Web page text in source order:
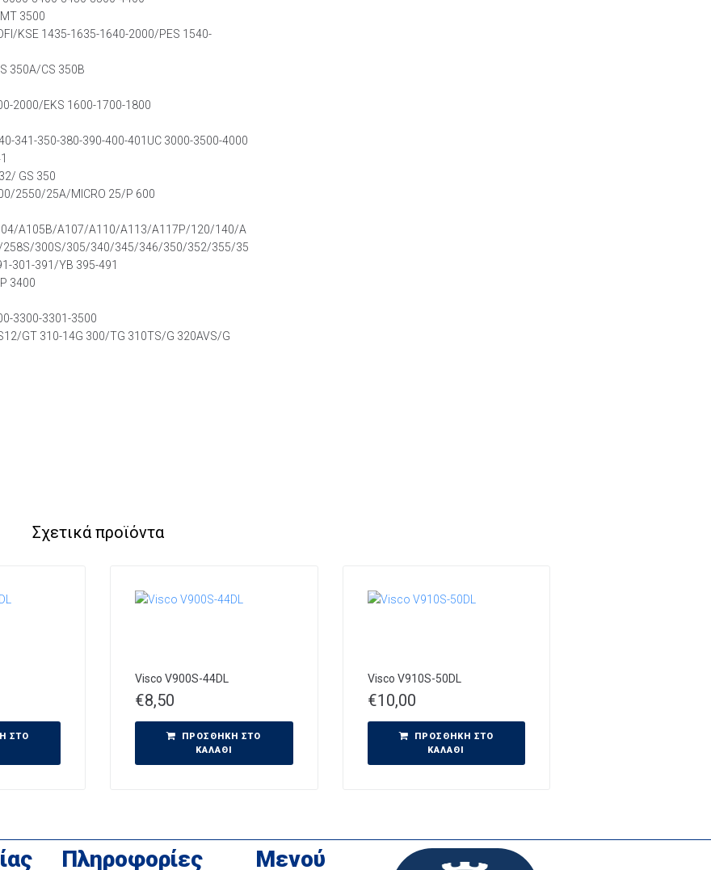
3500
KSE 1435-1635-1640-2000/PES 1540-
350A/CS 350B
2000/EKS 1600-1700-1800
341-350-380-390-400-401UC 3000-3500-4000
GS 350
2550/25A/MICRO 25/P 600
A105B/A107/A110/A113/A117P/120/140/A
300S/305/340/345/346/350/352/355/35
301-391/YB 395-491
3400
3300-3301-3500
GT 310-14G 300/TG 310TS/G 320AVS/G
Σχετικά προϊόντα
ΣΤΟ
Visco V900S-44DL
€8,50
ΠΡΟΣΘΉΚΗ ΣΤΟ
ΚΑΛΆΘΙ
Visco V910S-50DL
€10,00
ΠΡΟΣΘΉΚΗ ΣΤΟ
ΚΑΛΆΘΙ
Πληροφορίες Μενού